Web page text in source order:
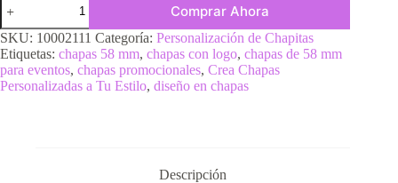
Comprar Ahora
SKU: 10002111 Categoría: Personalización de Chapitas
Etiquetas: chapas 58 mm, chapas con logo, chapas de 58 mm
para eventos, chapas promocionales, Crea Chapas
Personalizadas a Tu Estilo, diseño en chapas
Descripción